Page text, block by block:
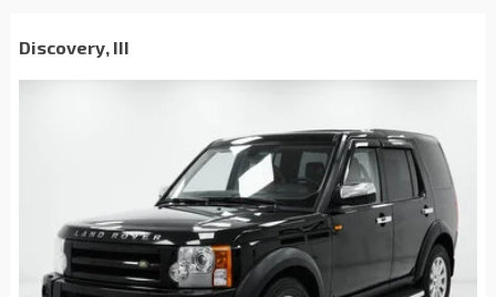
Discovery, III